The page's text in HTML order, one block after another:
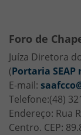
Foro de
Juíza Diretora
(Portaria SEAP
E-mail:
Telefone:(48)
Endereço: Rua
Centro. CEP: